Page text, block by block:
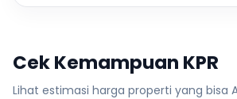
Cek Kemampuan KPR
Lihat estimasi harga properti yang bisa